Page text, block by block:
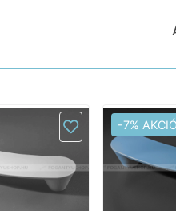
-7% AKCIÓ